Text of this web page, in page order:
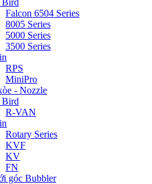
Bird
Falcon 6504 Series
8005 Series
5000 Series
3500 Series
RPS
MiniPro
- Nozzle
Bird
R-VAN
Rotary Series
KVF
KV
FN
góc Bubbler